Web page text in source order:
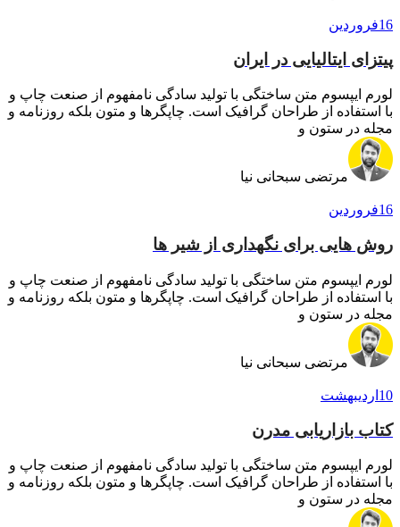
16فروردین
پیتزای ایتالیایی در ایران
لورم ایپسوم متن ساختگی با تولید سادگی نامفهوم از صنعت چاپ و
با استفاده از طراحان گرافیک است. چاپگرها و متون بلکه روزنامه و
مجله در ستون و
مرتضی سبحانی نیا
16فروردین
روش هایی برای نگهداری از شیر ها
لورم ایپسوم متن ساختگی با تولید سادگی نامفهوم از صنعت چاپ و
با استفاده از طراحان گرافیک است. چاپگرها و متون بلکه روزنامه و
مجله در ستون و
مرتضی سبحانی نیا
10 اردیبهشت
کتاب بازاریابی مدرن
لورم ایپسوم متن ساختگی با تولید سادگی نامفهوم از صنعت چاپ و
با استفاده از طراحان گرافیک است. چاپگرها و متون بلکه روزنامه و
مجله در ستون و